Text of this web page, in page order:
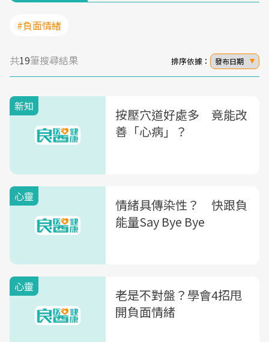
#負面情緒
共19筆搜尋結果 排序依據： 發布日期
新知
按壓穴道好處多 竟能改
善「心病」？
心靈
情緒具傳染性？ 快跟負
能量Say Bye Bye
心靈
老是不對盤？學會4招甩
開負面情緒